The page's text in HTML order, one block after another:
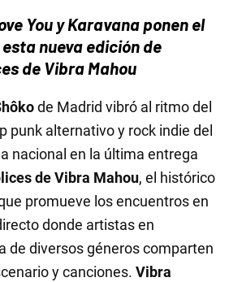
You y Karavana ponen el
nueva edición de
de Vibra Mahou
de Madrid vibró al ritmo del
punk alternativo y rock indie del
nacional en la última entrega
de Vibra Mahou, el histórico
promueve los encuentros en
donde artistas en
de diversos géneros comparten
y canciones. Vibra